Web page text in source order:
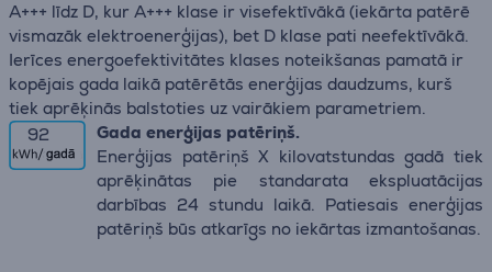
A+++ līdz D, kur A+++ klase ir visefektīvākā (iekārta patērē
vismazāk elektroenerģijas), bet D klase pati neefektīvākā.
Ierīces energoefektivitātes klases noteikšanas pamatā ir
kopējais gada laikā patērētās enerģijas daudzums, kurš
tiek aprēķinās balstoties uz vairākiem parametriem.
92
Gada enerģijas patēriņš.
Enerģijas patēriņš X kilovatstundas gadā tiek
aprēķinātas pie standarata ekspluatācijas
darbības 24 stundu laikā. Patiesais enerģijas
patēriņš būs atkarīgs no iekārtas izmantošanas.